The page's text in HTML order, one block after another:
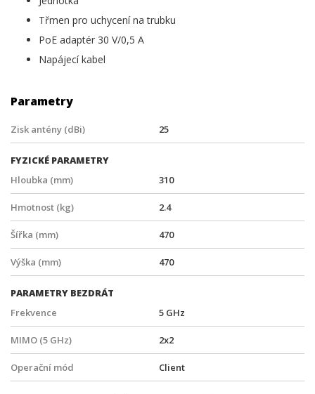
Třmen pro uchycení na trubku
PoE adaptér 30 V/0,5 A
Napájecí kabel
Parametry
Zisk antény (dBi) 25
FYZICKÉ PARAMETRY
Hloubka (mm)
310
Hmotnost (kg) 2.4
Šířka (mm) 470
Výška (mm) 470
PARAMETRY BEZDRÁT
Frekvence
5 GHz
MIMO (5 GHz) 2x2
Operační mód Client